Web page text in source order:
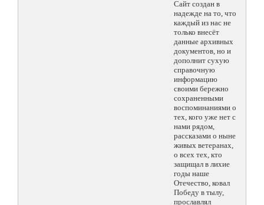
Сайт создан в
надежде на то, что
каждый из нас не
только внесёт
данные архивных
документов, но и
дополнит сухую
справочную
информацию
своими бережно
сохраненными
воспоминаниями о
тех, кого уже нет с
нами рядом,
рассказами о ныне
живых ветеранах,
о всех тех, кто
защищал в лихие
годы наше
Отечество, ковал
Победу в тылу,
прославлял